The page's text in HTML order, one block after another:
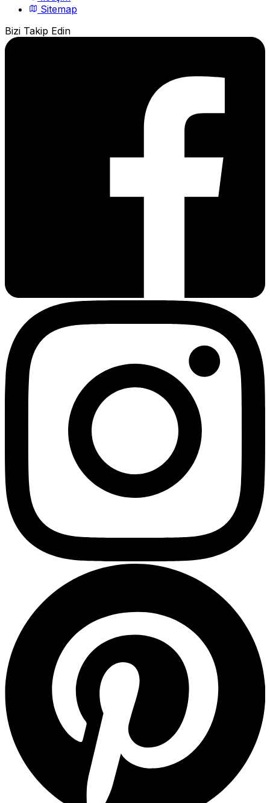
Sitemap
Bizi Takip Edin